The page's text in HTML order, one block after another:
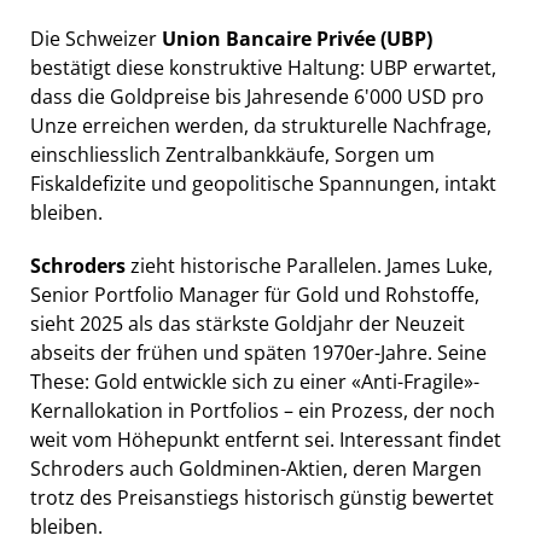
Die Schweizer Union Bancaire Privée (UBP)
bestätigt diese konstruktive Haltung: UBP erwartet,
dass die Goldpreise bis Jahresende 6'000 USD pro
Unze erreichen werden, da strukturelle Nachfrage,
einschliesslich Zentralbankkäufe, Sorgen um
Fiskaldefizite und geopolitische Spannungen, intakt
bleiben.
Schroderszieht historische Parallelen. James Luke,
Senior Portfolio Manager für Gold und Rohstoffe,
sieht 2025 als das stärkste Goldjahr der Neuzeit
abseits der frühen und späten 1970er-Jahre. Seine
These: Gold entwickle sich zu einer «Anti-Fragile»-
Kernallokation in Portfolios – ein Prozess, der noch
weit vom Höhepunkt entfernt sei. Interessant findet
Schroders auch Goldminen-Aktien, deren Margen
trotz des Preisanstiegs historisch günstig bewertet
bleiben.